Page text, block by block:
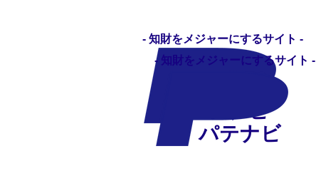
- 知財をメジャーにするサイト -
パテナビ
- 知財をメジャーにするサイト -
パテナビ